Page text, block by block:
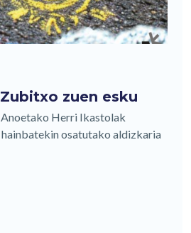
zuen esku
Herri Ikastolak
osatutako aldizkaria